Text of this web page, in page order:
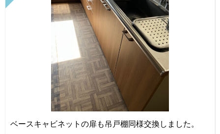
ベースキャビネットの扉も吊戸棚同様交換しました。